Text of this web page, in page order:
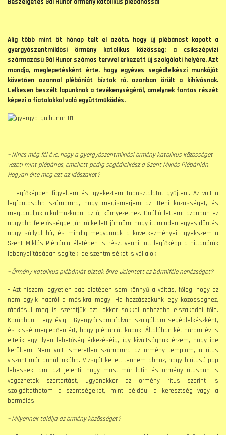
Alig több mint öt hónap telt el azóta, hogy új plébánost kapott a
gyergyószentmiklósi örmény katolikus közösség: a csíkszépvízi
származású Gál Hunor számos tervvel érkezett új szolgálati helyére. Azt
mondja, meglepetésként érte, hogy egyéves segédlelkészi munkáját
követően azonnal plébániát bíztak rá, azonban örült a kihívásnak.
Lelkesen beszélt lapunknak a tevékenységéről, amelynek fontos részét
képezi a fiatalokkal való együttműködés.
– Nincs még fél éve, hogy a gyer­gyószentmiklósi örmény katolikus közösséget
vezeti mint plébános, emellett pedig segédlelkész a Szent Miklós Plébánián.
Hogyan élte meg ezt az időszakot?
– Legfőképpen figyeltem és igyekeztem tapasztalatot gyűjteni. Az volt a
legfontosabb számomra, hogy megismerjem az itteni közösséget, és
megtanuljak alkalmazkodni az új környezethez. Önálló lettem, azonban ez
nagyobb felelősséggel jár: rá kellett jönnöm, hogy itt minden egyes döntés
nagy súllyal bír, és mindig megvannak a következményei. Igyekszem a
Szent Miklós Plébánia életében is részt venni, ott legfőképp a hittanórák
lebonyolításában segítek, de szentmiséket is vállalok.
– Örmény katolikus plébániát bíztak önre. Jelentett ez bármiféle nehézséget?
– Azt hiszem, egyetlen pap életében sem könnyű a váltás, főleg, hogy ez
nem egyik napról a másikra megy. Ha hozzászokunk egy közösséghez,
ráadásul meg is szeretjük azt, akkor sokkal nehezebb elszakadni tőle.
Korábban – egy évig – Gyergyócsomafalván szolgáltam segédlelkészként,
és kissé meglepően ért, hogy plébániát kapok. Általában két-három év is
eltelik egy ilyen lehetőség érkezéséig, így kiváltságnak érzem, hogy ide
kerültem. Nem volt ismeretlen számomra az örmény templom, a rítus
viszont már annál inkább. Vizsgát kellett tennem ahhoz, hogy birítusú pap
lehessek, ami azt jelenti, hogy most már latin és örmény rítusban is
végezhetek szertartást, ugyanakkor az örmény rítus szerint is
szolgáltathatom a szentségeket, mint például a keresztség vagy a
bérmálás.
– Milyennek találja az örmény közösséget?